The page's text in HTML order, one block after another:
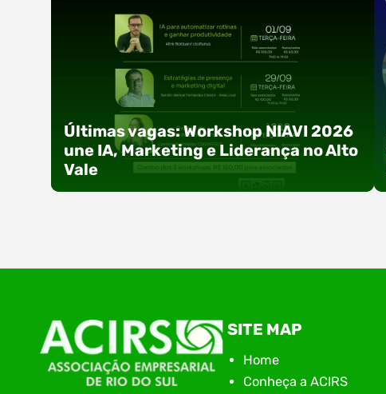
Últimas vagas: Workshop NIAVI 2026
une IA, Marketing e Liderança no Alto
Vale
Com o objetivo de impulsionar a produtividade, a
presença digital e a gestão nas empresas do
Alto Vale, o Núcleo de Tecnologia da Informação
(NIAVI), Polo ACATE-ACIRS, realiza a edição
2026 do Workshop NIAVI. O evento foi
SITE MAP
Home
Conheça a ACIRS